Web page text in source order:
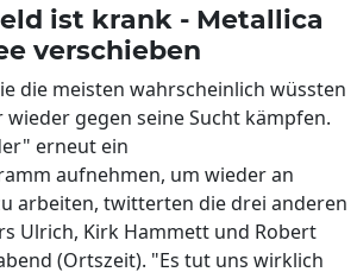
ist krank - Metallica
verschieben
die meisten wahrscheinlich wüssten
wieder gegen seine Sucht kämpfen.
erneut ein
aufnehmen, um wieder an
arbeiten, twitterten die drei anderen
Ulrich, Kirk Hammett und Robert
(Ortszeit). "Es tut uns wirklich